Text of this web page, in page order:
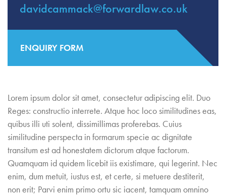
davidcammack@forwardlaw.co.uk
ENQUIRY FORM
Lorem ipsum dolor sit amet, consectetur adipiscing elit. Duo
Reges: constructio interrete. Atque hoc loco similitudines eas,
quibus illi uti solent, dissimillimas proferebas. Cuius
similitudine perspecta in formarum specie ac dignitate
transitum est ad honestatem dictorum atque factorum.
Quamquam id quidem licebit iis existimare, qui legerint. Nec
enim, dum metuit, iustus est, et certe, si metuere destiterit,
non erit; Parvi enim primo ortu sic iacent, tamquam omnino